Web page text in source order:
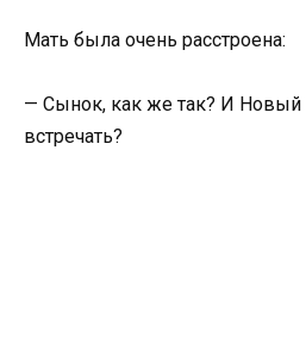
Мать была очень расстроена:
— Сынок, как же так? И Новый
встречать?